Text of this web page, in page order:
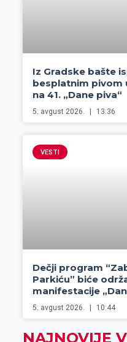
Iz Gradske bašte
besplatnim pivom
na 41. „Dane piva“
5. avgust 2026. 13:36
VESTI
Dečji program
Parkiću” biće
manifestacije
5. avgust 2026. 10:44
NAJNOVIJE